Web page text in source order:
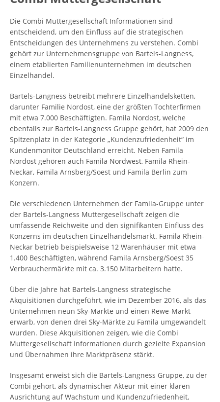
Die Combi Muttergesellschaft Informationen sind
entscheidend, um den Einfluss auf die strategischen
Entscheidungen des Unternehmens zu verstehen. Combi
gehört zur Unternehmensgruppe von Bartels-Langness,
einem etablierten Familienunternehmen im deutschen
Einzelhandel.
Bartels-Langness betreibt mehrere Einzelhandelsketten,
darunter Familie Nordost, eine der größten Tochterfirmen
mit etwa 7.000 Beschäftigten. Famila Nordost, welche
ebenfalls zur Bartels-Langness Gruppe gehört, hat 2009 den
Spitzenplatz in der Kategorie „Kundenzufriedenheit“ im
Kundenmonitor Deutschland erreicht. Neben Famila
Nordost gehören auch Famila Nordwest, Famila Rhein-
Neckar, Famila Arnsberg/Soest und Famila Berlin zum
Konzern.
Die verschiedenen Unternehmen der Famila-Gruppe unter
der Bartels-Langness Muttergesellschaft zeigen die
umfassende Reichweite und den signifikanten Einfluss des
Konzerns im deutschen Einzelhandelsmarkt. Famila Rhein-
Neckar betrieb beispielsweise 12 Warenhäuser mit etwa
1.400 Beschäftigten, während Famila Arnsberg/Soest 35
Verbrauchermärkte mit ca. 3.150 Mitarbeitern hatte.
Über die Jahre hat Bartels-Langness strategische
Akquisitionen durchgeführt, wie im Dezember 2016, als das
Unternehmen neun Sky-Märkte und einen Rewe-Markt
erwarb, von denen drei Sky-Märkte zu Famila umgewandelt
wurden. Diese Akquisitionen zeigen, wie die Combi
Muttergesellschaft Informationen durch gezielte Expansion
und Übernahmen ihre Marktpräsenz stärkt.
Insgesamt erweist sich die Bartels-Langness Gruppe, zu der
Combi gehört, als dynamischer Akteur mit einer klaren
Ausrichtung auf Wachstum und Kundenzufriedenheit,